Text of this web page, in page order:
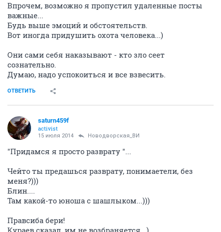
Впрочем, возможно я пропустил удаленные посты
важные...
Будь выше эмоций и обстоятельств.
Вот иногда придушить охота человека...)
Они сами себя наказывают - кто зло сеет
сознательно.
Думаю, надо успокоиться и все взвесить.
ОТВЕТИТЬ
saturn459f
activist
15 июля 2014 Новодворcкая_ВИ
"Придамся я просто разврату "...
Чейто ты предашься разврату, понимаетели, без
меня?)))
Блин....
Там какой-то юноша с шашлыком...)))
Правсиба бери!